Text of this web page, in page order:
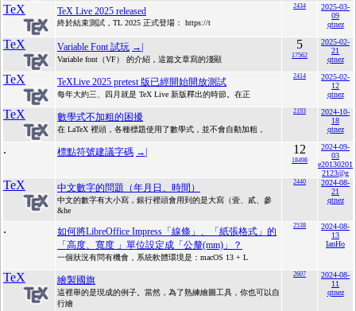
TeX TeX Live 2025 released
終於結束測試，TL 2025 正式登場： https://t
2434
2025-03-
09
qtnez
TeX Variable Font 試玩 →|
Variable font（VF） 的介紹，這篇文章寫的淺顯
5
17562
2025-02-
21
qtnez
TeX TeXLive 2025 pretest 版已經開始開放測試
每年大約三、四月就是 TeX Live 新版釋出的時節。在正
2414
2025-02-
12
qtnez
TeX 數學式不加粗的困擾
在 LaTeX 裡頭，各種標題使用了數學式，並不會自動加粗，
2193
2024-10-
18
qtnez
. 標點符號建議字碼 →| 12
18498
2024-09-
03
e20130201
2123@g
TeX 中文數字的問題（年月日、時間）
中文的數字有大小寫，銀行裡頭會用到的是大寫（壹、貳、參
&he
2440
2024-08-
21
qtnez
.
如何將LibreOffice Impress「線條」、「紙張格式」的
「高度、寬度 」單位設定成「公釐(mm)」？
一個狀況有問有機會，系統軟體環境是：macOS 13 + L
2538
2024-08-
13
IanHo
TeX 繪製國旗
這裡舉的是現成的例子。當然，為了熟練繪圖工具，你也可以自
行繪
2607
2024-08-
11
qtnez